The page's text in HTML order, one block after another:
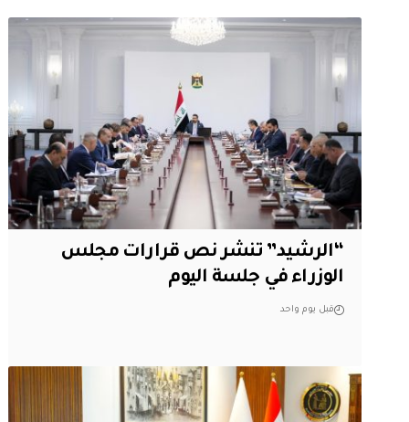
“الرشيد” تنشر نص قرارات مجلس
الوزراء في جلسة اليوم
قبل يوم واحد